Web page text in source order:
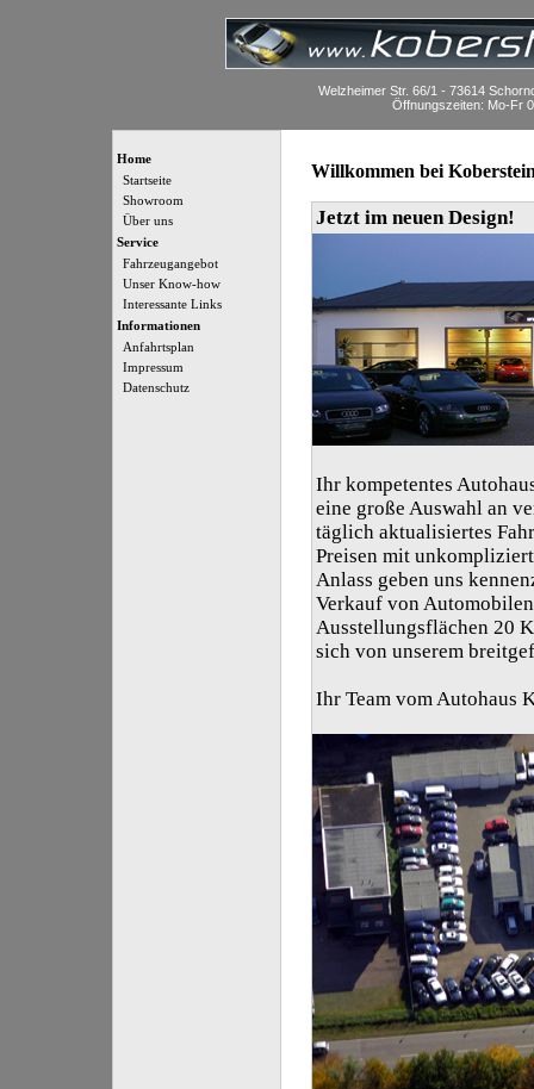
Welzheimer Str. 66/1 - 73614
Öffnungszeiten: Mo-Fr
Home
Startseite
Showroom
Über uns
Service
Fahrzeugangebot
Unser Know-how
Interessante Links
Informationen
Anfahrtsplan
Impressum
Datenschutz
Willkommen bei
Jetzt im neuen Design!
Ihr kompetentes
eine große Auswahl an
täglich aktualisiertes
Preisen mit
Anlass geben uns
Verkauf von
Ausstellungsflächen 20
sich von unserem
Ihr Team vom Autohaus